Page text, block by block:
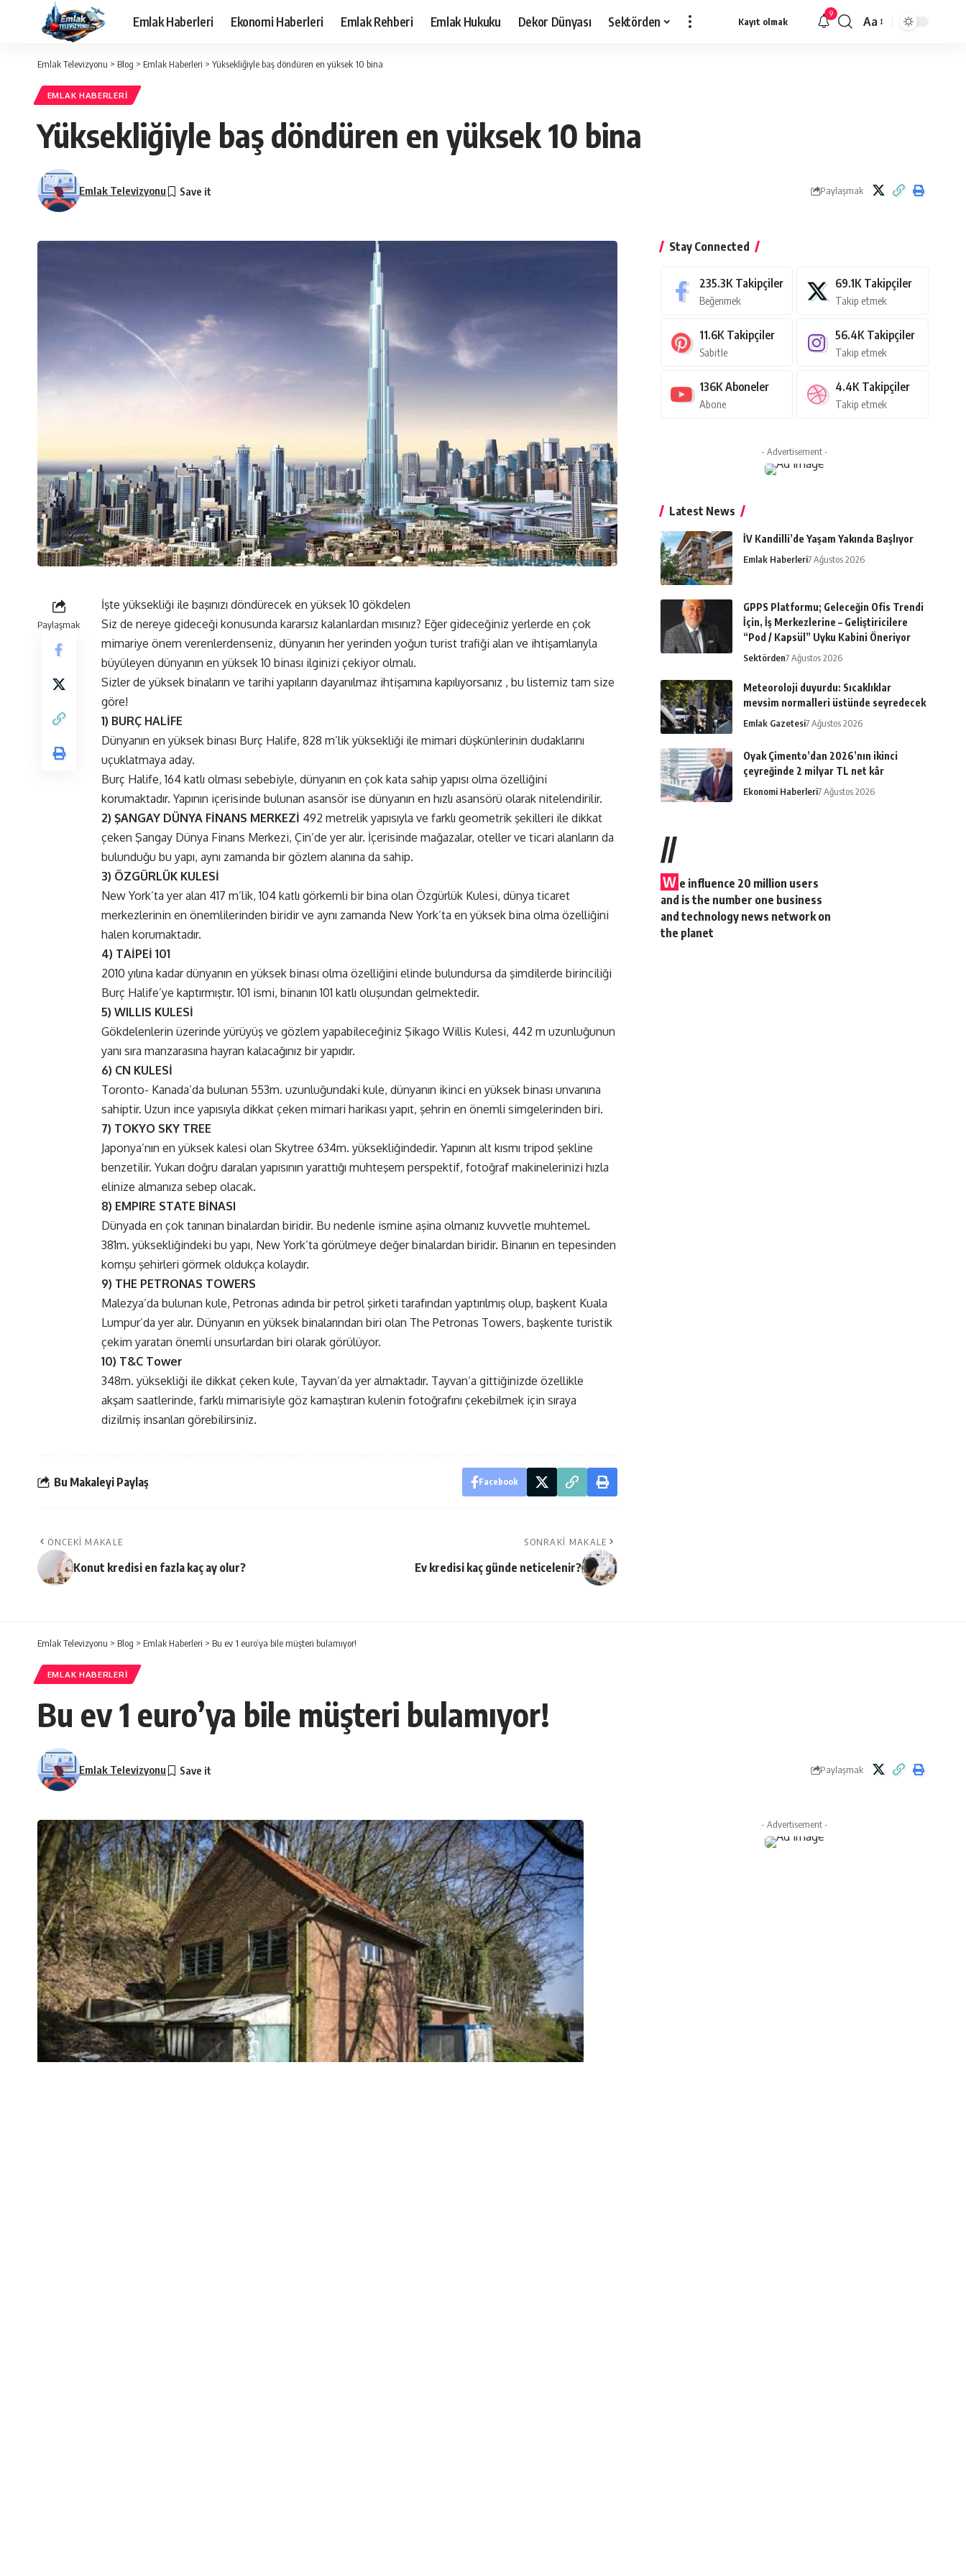
Emlak Haberleri Ekonomi Haberleri Emlak Rehberi Emlak Hukuku Dekor Dünyası Sektörden Kayıt olmak
9
Yazı
Aa
Emlak Televizyonu > Blog > Emlak Haberleri > Yüksekliğiyle baş döndüren en yüksek 10 bina
EMLAK HABERLERI
Yüksekliğiyle baş döndüren en yüksek 10 bina
Emlak Televizyonu Paylaşmak
Paylaşmak
İşte yüksekliği ile başınızı döndürecek en yüksek 10 gökdelen
Siz de nereye gideceği konusunda kararsız kalanlardan mısınız? Eğer gideceğiniz yerlerde en çok
mimariye önem verenlerdenseniz, dünyanın her yerinden yoğun turist trafiği alan ve ihtişamlarıyla
büyüleyen dünyanın en yüksek 10 binası ilginizi çekiyor olmalı.
Sizler de yüksek binaların ve tarihi yapıların dayanılmaz ihtişamına kapılıyorsanız , bu listemiz tam size
göre!
1) BURÇ HALİFE
Dünyanın en yüksek binası Burç Halife, 828 m’lik yüksekliği ile mimari düşkünlerinin dudaklarını
uçuklatmaya aday.
Burç Halife, 164 katlı olması sebebiyle, dünyanın en çok kata sahip yapısı olma özelliğini
korumaktadır. Yapının içerisinde bulunan asansör ise dünyanın en hızlı asansörü olarak nitelendirilir.
2) ŞANGAY DÜNYA FİNANS MERKEZİ 492 metrelik yapısıyla ve farklı geometrik şekilleri ile dikkat
çeken Şangay Dünya Finans Merkezi, Çin’de yer alır. İçerisinde mağazalar, oteller ve ticari alanların da
bulunduğu bu yapı, aynı zamanda bir gözlem alanına da sahip.
3) ÖZGÜRLÜK KULESİ
New York’ta yer alan 417 m’lik, 104 katlı görkemli bir bina olan Özgürlük Kulesi, dünya ticaret
merkezlerinin en önemlilerinden biridir ve aynı zamanda New York’ta en yüksek bina olma özelliğini
halen korumaktadır.
4) TAİPEİ 101
2010 yılına kadar dünyanın en yüksek binası olma özelliğini elinde bulundursa da şimdilerde birinciliği
Burç Halife’ye kaptırmıştır. 101 ismi, binanın 101 katlı oluşundan gelmektedir.
5) WILLIS KULESİ
Gökdelenlerin üzerinde yürüyüş ve gözlem yapabileceğiniz Şikago Willis Kulesi, 442 m uzunluğunun
yanı sıra manzarasına hayran kalacağınız bir yapıdır.
6) CN KULESİ
Toronto- Kanada’da bulunan 553m. uzunluğundaki kule, dünyanın ikinci en yüksek binası unvanına
sahiptir. Uzun ince yapısıyla dikkat çeken mimari harikası yapıt, şehrin en önemli simgelerinden biri.
7) TOKYO SKY TREE
Japonya’nın en yüksek kalesi olan Skytree 634m. yüksekliğindedir. Yapının alt kısmı tripod şekline
benzetilir. Yukarı doğru daralan yapısının yarattığı muhteşem perspektif, fotoğraf makinelerinizi hızla
elinize almanıza sebep olacak.
8) EMPIRE STATE BİNASI
Dünyada en çok tanınan binalardan biridir. Bu nedenle ismine aşina olmanız kuvvetle muhtemel.
381m. yüksekliğindeki bu yapı, New York’ta görülmeye değer binalardan biridir. Binanın en tepesinden
komşu şehirleri görmek oldukça kolaydır.
9) THE PETRONAS TOWERS
Malezya’da bulunan kule, Petronas adında bir petrol şirketi tarafından yaptırılmış olup, başkent Kuala
Lumpur’da yer alır. Dünyanın en yüksek binalarından biri olan The Petronas Towers, başkente turistik
çekim yaratan önemli unsurlardan biri olarak görülüyor.
10) T&C Tower
348m. yüksekliği ile dikkat çeken kule, Tayvan’da yer almaktadır. Tayvan’a gittiğinizde özellikle
akşam saatlerinde, farklı mimarisiyle göz kamaştıran kulenin fotoğrafını çekebilmek için sıraya
dizilmiş insanları görebilirsiniz.
Bu Makaleyi Paylaş Facebook
ÖNCEKI MAKALE
Konut kredisi en fazla kaç ay olur?
SONRAKI MAKALE
Ev kredisi kaç günde neticelenir?
Stay Connected
235.3K Takipçiler
Beğenmek
69.1K Takipçiler
Takip etmek
11.6K Takipçiler
Sabitle
56.4K Takipçiler
Takip etmek
136K Aboneler
Abone
4.4K Takipçiler
Takip etmek
- Advertisement -
Latest News
İV Kandilli’de Yaşam Yakında Başlıyor
Emlak Haberleri7 Ağustos 2026
GPPS Platformu; Geleceğin Ofis Trendi
İçin, İş Merkezlerine – Geliştiricilere
“Pod / Kapsül” Uyku Kabini Öneriyor
Sektörden7 Ağustos 2026
Meteoroloji duyurdu: Sıcaklıklar
mevsim normalleri üstünde seyredecek
Emlak Gazetesi7 Ağustos 2026
Oyak Çimento’dan 2026’nın ikinci
çeyreğinde 2 milyar TL net kâr
Ekonomi Haberleri7 Ağustos 2026
//
W e influence 20 million users
and is the number one business
and technology news network on
the planet
Emlak Televizyonu > Blog > Emlak Haberleri > Bu ev 1 euro’ya bile müşteri bulamıyor!
EMLAK HABERLERI
Bu ev 1 euro’ya bile müşteri bulamıyor!
Emlak Televizyonu Paylaşmak
- Advertisement -